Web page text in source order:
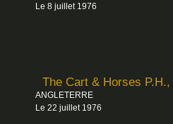
Le 8 juillet 1976
The Cart & Horses
ANGLETERRE
Le 22 juillet 1976